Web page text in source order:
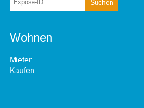
Wohnen
Mieten
Kaufen